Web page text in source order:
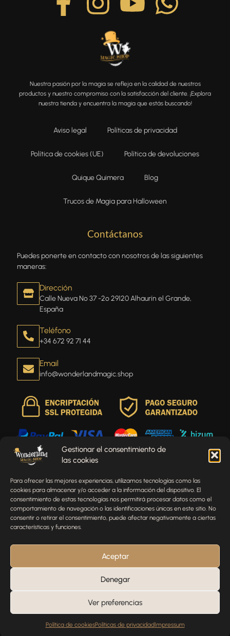
Gestionar el consentimiento de
las cookies
Para ofrecer las mejores experiencias, utilizamos tecnologías como las
cookies para almacenar y/o acceder a la información del dispositivo. El
consentimiento de estas tecnologías nos permitirá procesar datos como el
comportamiento de navegación o las identificaciones únicas en este sitio. No
consentir o retirar el consentimiento, puede afectar negativamente a ciertas
características y funciones.
Aceptar
Denegar
Ver preferencias
Política de cookiesPolíticas de privacidadImpressum
Contáctanos
Puedes ponerte en contacto con nosotros de las siguientes
maneras:
Dirección
Calle Nueva Nº 37 -2º 29120 Alhaurín el Grande,
España
Teléfono
+34 672 92 71 44
Email
info@wonderlandmagic.shop
Nuestra pasión por la magia se refleja en la calidad de nuestros
productos y nuestro compromiso con la satisfacción del cliente. ¡Explora
nuestra tienda y encuentra la magia que estás buscando!
Aviso legal Políticas de privacidad
Política de cookies (UE) Política de devoluciones
Quique Quimera Blog
Trucos de Magia para Halloween
Envíenos un mensaje
¿Tienes alguna pregunta, comentario o necesitas ayuda
con tu pedido? Estamos aquí para ayudarte.
NOMBRE
EMAIL
MENSAJE